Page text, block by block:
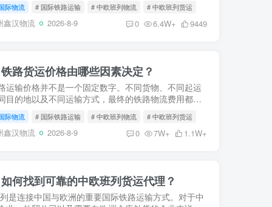
使用铁路物流...
际物流 # 国际铁路运输 # 中欧班列物流 # 中欧班列货运
鑫汉物流 2026-8-9 0 6.4W+ 9449
路货运价格由哪些因素决定？
运输价格并不是一个固定数字。不同货物、不同起运
目的地以及不同运输方式，最终的铁路物流费用都可
路每公斤...
际物流 # 国际铁路运输 # 中欧班列物流 # 中欧班列货运
鑫汉物流 2026-8-9 0 7W+ 1.1W+
何找到可靠的中欧班列货运代理？
是连接中国与欧洲的重要国际铁路运输方式。对于中